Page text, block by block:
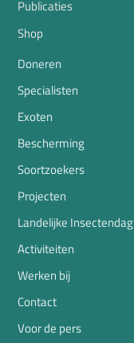
Publicaties
Shop
Doneren
Specialisten
Exoten
Bescherming
Soortzoekers
Projecten
Landelijke Insectendag
Activiteiten
Werken bij
Contact
Voor de pers